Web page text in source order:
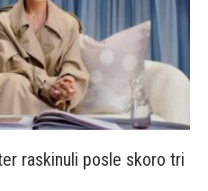
raskinuli posle skoro tri